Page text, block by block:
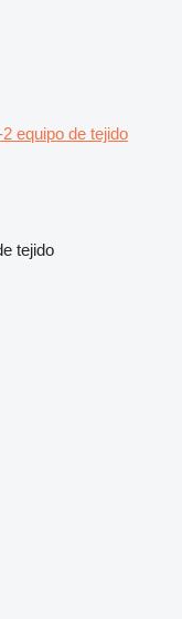
equipo de tejido
tejido